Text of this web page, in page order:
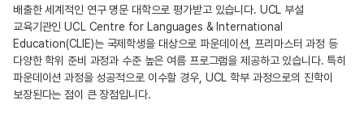
배출한 세계적인 연구 명문 대학으로 평가받고 있습니다. UCL 부설
교육기관인 UCL Centre for Languages & International
Education(CLIE)는 국제학생을 대상으로 파운데이션, 프리마스터 과정 등
다양한 학위 준비 과정과 수준 높은 여름 프로그램을 제공하고 있습니다. 특히
파운데이션 과정을 성공적으로 이수할 경우, UCL 학부 과정으로의 진학이
보장된다는 점이 큰 장점입니다.